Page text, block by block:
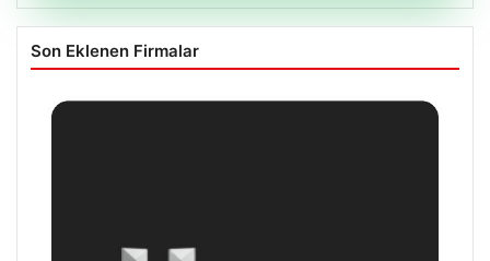
Son Eklenen Firmalar